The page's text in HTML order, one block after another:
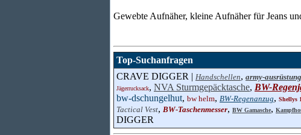
Gewebte Aufnäher, kleine Aufnäher für Jeans
Top-Suchanfragen
CRAVE DIGGER | Handschellen, army-ausrüstung
Jägerrucksack, NVA Sturmgepäcktasche, BW-
bw-dschungelhut, bw helm, BW-Regenanzug, Shellys
Tactical Vest, BW-Taschenmesser, BW Gamasche,
DIGGER